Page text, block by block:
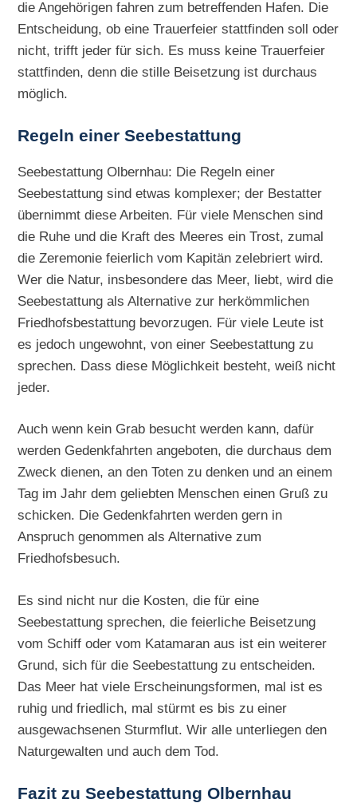
die Angehörigen fahren zum betreffenden Hafen. Die
Entscheidung, ob eine Trauerfeier stattfinden soll oder
nicht, trifft jeder für sich. Es muss keine Trauerfeier
stattfinden, denn die stille Beisetzung ist durchaus
möglich.
Regeln einer Seebestattung
Seebestattung Olbernhau: Die Regeln einer
Seebestattung sind etwas komplexer; der Bestatter
übernimmt diese Arbeiten. Für viele Menschen sind
die Ruhe und die Kraft des Meeres ein Trost, zumal
die Zeremonie feierlich vom Kapitän zelebriert wird.
Wer die Natur, insbesondere das Meer, liebt, wird die
Seebestattung als Alternative zur herkömmlichen
Friedhofsbestattung bevorzugen. Für viele Leute ist
es jedoch ungewohnt, von einer Seebestattung zu
sprechen. Dass diese Möglichkeit besteht, weiß nicht
jeder.
Auch wenn kein Grab besucht werden kann, dafür
werden Gedenkfahrten angeboten, die durchaus dem
Zweck dienen, an den Toten zu denken und an einem
Tag im Jahr dem geliebten Menschen einen Gruß zu
schicken. Die Gedenkfahrten werden gern in
Anspruch genommen als Alternative zum
Friedhofsbesuch.
Es sind nicht nur die Kosten, die für eine
Seebestattung sprechen, die feierliche Beisetzung
vom Schiff oder vom Katamaran aus ist ein weiterer
Grund, sich für die Seebestattung zu entscheiden.
Das Meer hat viele Erscheinungsformen, mal ist es
ruhig und friedlich, mal stürmt es bis zu einer
ausgewachsenen Sturmflut. Wir alle unterliegen den
Naturgewalten und auch dem Tod.
Fazit zu Seebestattung Olbernhau